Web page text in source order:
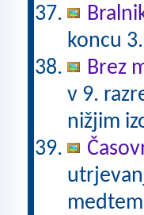
koncu
Brez
v 9.
nižjim